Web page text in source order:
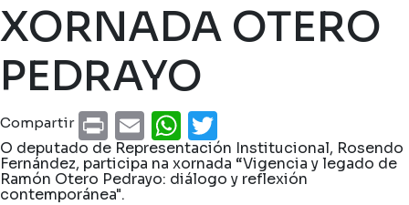
XORNADA OTERO
PEDRAYO
Compartir PrintEmailWhatsApp
O deputado de Representación Institucional, Rosendo
Fernández, participa na xornada “Vigencia y legado de
Ramón Otero Pedrayo: diálogo y reflexión
contemporánea".